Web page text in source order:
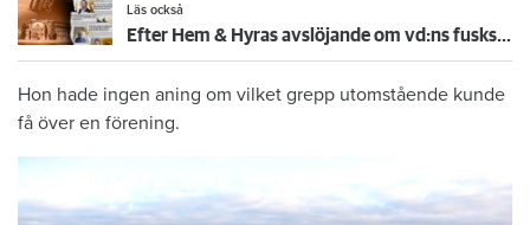
Läs också
Efter Hem & Hyras avslöjande om vd:ns fuskskrivning – nu skärps lagen när hyresrätter ombildas
Hon hade ingen aning om vilket grepp utomstående kunde
få över en förening.